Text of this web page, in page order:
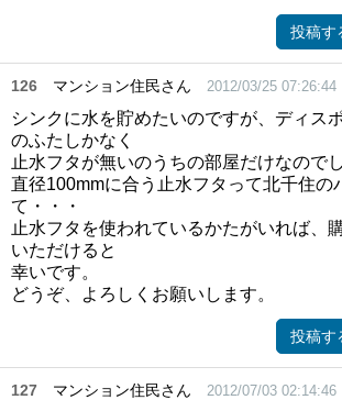
投稿す
126 マンション住民さん 2012/03/25 07:26:44
シンクに水を貯めたいのですが、ディス
のふたしかなく
止水フタが無いのうちの部屋だけなので
直径100mmに合う止水フタって北千住の
て・・・
止水フタを使われているかたがいれば、
いただけると
幸いです。
どうぞ、よろしくお願いします。
投稿す
127 マンション住民さん 2012/07/03 02:14:46